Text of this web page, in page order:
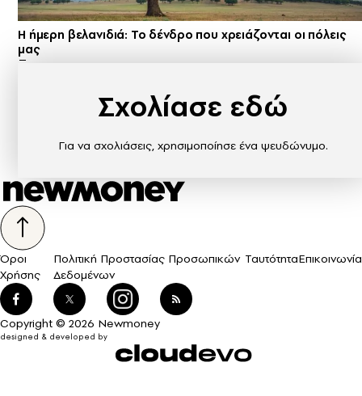
Η ήμερη βελανιδιά: Το δένδρο που χρειάζονται οι πόλεις
μας
Σχολίασε εδώ
Για να σχολιάσεις, χρησιμοποίησε ένα ψευδώνυμο.
Όροι
Χρήσης
Πολιτική Προστασίας Προσωπικών
Δεδομένων
ΤαυτότηταΕπικοινωνία
Copyright © 2026 Newmoney
designed & developed by